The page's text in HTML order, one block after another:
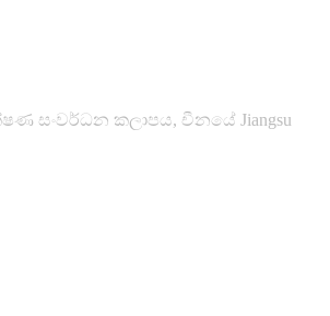
සංවර්ධන කලාපය, චීනයේ Jiangsu